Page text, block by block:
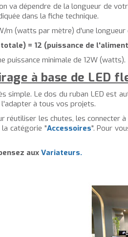
va dépendre de la longueur de
dans la fiche technique.
m (watts par mètre) d'une
= 12 (puissance de
puissance minimale de 12W (watts).
à base de LED
simple. Le dos du ruban LED est
l'adapter à tous vos projets.
les chutes, les connecter
catégorie "Accessoires". Pour
aux Variateurs.